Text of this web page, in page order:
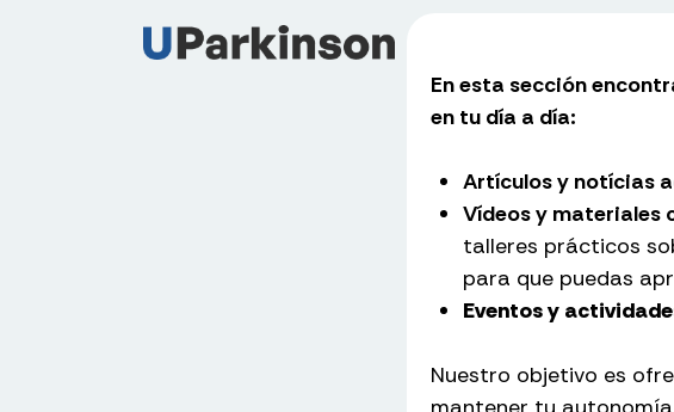
En esta sección
en tu día a día:
Artículos y notícias
Vídeos y materiales
talleres prácticos
para que puedas
Eventos y
Nuestro objetivo es